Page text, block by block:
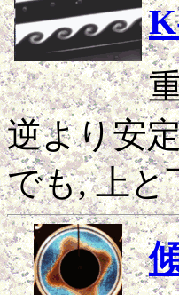
逆より安
でも, 上と